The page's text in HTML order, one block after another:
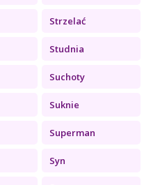
Strzelać
Studnia
Suchoty
Suknie
Superman
Syn